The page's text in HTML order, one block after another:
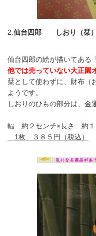
2. 仙台四郎 しおり（栞）
仙台四郎の絵が描いてある
他では売っていない大正園
栞として使わずに、財布（
ようです。
しおりのひもの部分は、金
幅 約２センチ×長さ 約１
1枚 ３８５円（税込）